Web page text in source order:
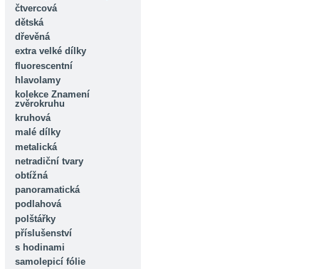
čtvercová
dětská
dřevěná
extra velké dílky
fluorescentní
hlavolamy
kolekce Znamení
zvěrokruhu
kruhová
malé dílky
metalická
netradiční tvary
obtížná
panoramatická
podlahová
polštářky
příslušenství
s hodinami
samolepicí fólie